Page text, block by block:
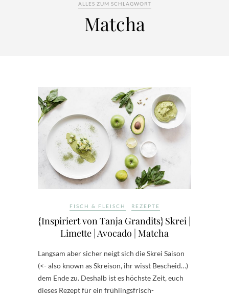
ALLES ZUM SCHLAGWORT
Matcha
FISCH & FLEISCH REZEPTE
{Inspiriert von Tanja Grandits} Skrei |
Limette | Avocado | Matcha
Langsam aber sicher neigt sich die Skrei Saison
(<- also known as Skreison, ihr wisst Bescheid…)
dem Ende zu. Deshalb ist es höchste Zeit, euch
dieses Rezept für ein frühlingsfrisch-